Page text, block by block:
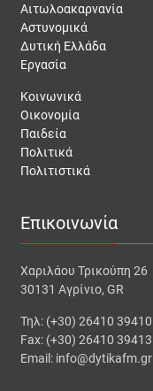
Αιτωλοακαρνανία
Αστυνομικά
Δυτική Ελλάδα
Εργασία
Κοινωνικά
Οικονομία
Παιδεία
Πολιτικά
Πολιτιστικά
Επικοινωνία
Χαριλάου Τρικούπη 26
30131 Αγρίνιο, GR
Τηλ: (+30) 26410 39410
Fax: (+30) 26410 39413
Email: info@dytikafm.gr